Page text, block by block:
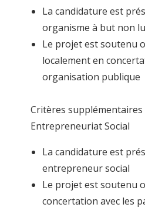
La candidature est
organisme à but non
Le projet est soutenu
localement en
organisation publique
Critères
Entrepreneuriat Social
La candidature est
entrepreneur social
Le projet est soutenu
concertation avec les